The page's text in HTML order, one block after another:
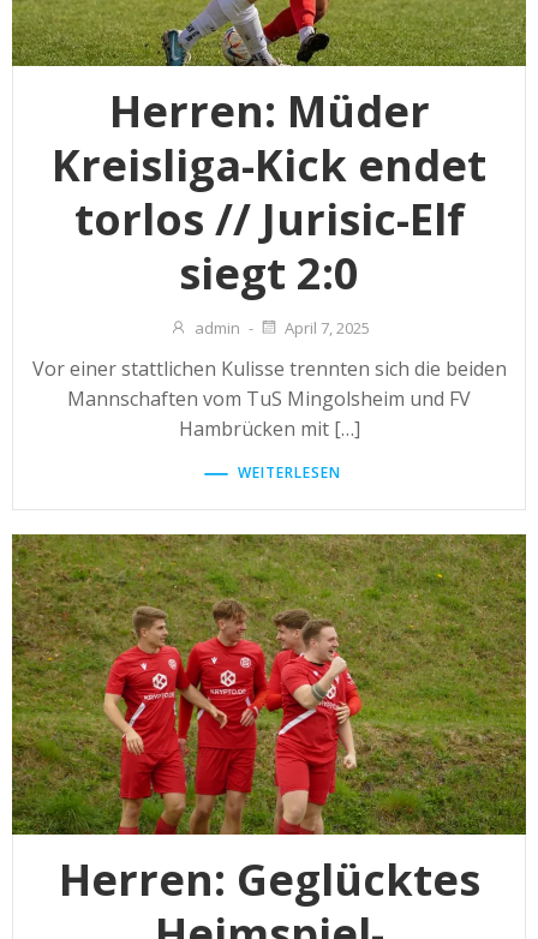
Herren: Müder
Kreisliga-Kick endet
torlos // Jurisic-Elf
siegt 2:0
admin - April 7, 2025
Vor einer stattlichen Kulisse trennten sich die beiden
Mannschaften vom TuS Mingolsheim und FV
Hambrücken mit […]
WEITERLESEN
Herren: Geglücktes